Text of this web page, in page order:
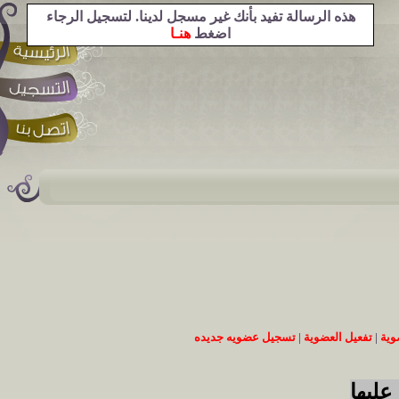
|تفعيل العضوية |تسجيل عضويه جديده
هذه الرسالة تفيد بأنك غير مسجل لدينا. لتسجيل الرجاء
اضغط هنـا